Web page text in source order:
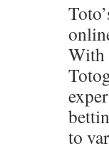
With
to